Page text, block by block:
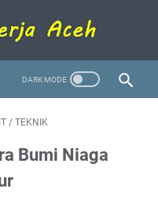
/ TEKNIK
Bumi Niaga